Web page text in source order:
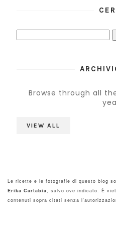
Browse through all
VIEW ALL
Le ricette e le fotografie di questo blog
Erika Cartabia, salvo ove indicato. È
contenuti sopra citati senza